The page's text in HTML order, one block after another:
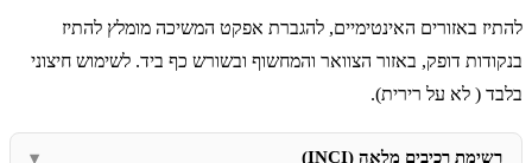
להתיז באזורים האינטימיים, להגברת אפקט המשיכה מומלץ להתיז
בנקודות דופק, באזור הצוואר והמחשוף ובשורש כף ביד. לשימוש חיצוני
בלבד ( לא על רירית).
רשימת רכיבים מלאה (INCI)